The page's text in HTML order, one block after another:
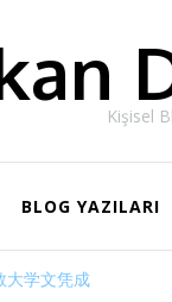
Kişisel
BLOG YAZILARI
大学文凭成